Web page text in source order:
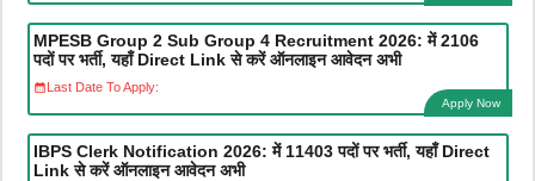
MPESB Group 2 Sub Group 4 Recruitment 2026: में 2106
पदों पर भर्ती, यहाँ Direct Link से करें ऑनलाइन आवेदन अभी
Last Date To Apply:
Apply Now
IBPS Clerk Notification 2026: में 11403 पदों पर भर्ती, यहाँ Direct
Link से करें ऑनलाइन आवेदन अभी